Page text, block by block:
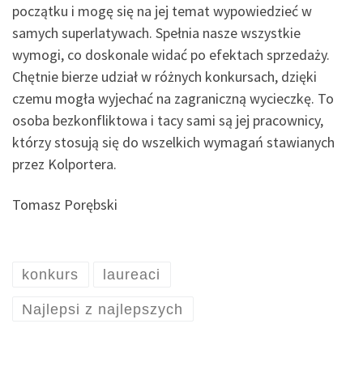
początku i mogę się na jej temat wypowiedzieć w
samych superlatywach. Spełnia nasze wszystkie
wymogi, co doskonale widać po efektach sprzedaży.
Chętnie bierze udział w różnych konkursach, dzięki
czemu mogła wyjechać na zagraniczną wycieczkę. To
osoba bezkonfliktowa i tacy sami są jej pracownicy,
którzy stosują się do wszelkich wymagań stawianych
przez Kolportera.
Tomasz Porębski
konkurs laureaci
Najlepsi z najlepszych